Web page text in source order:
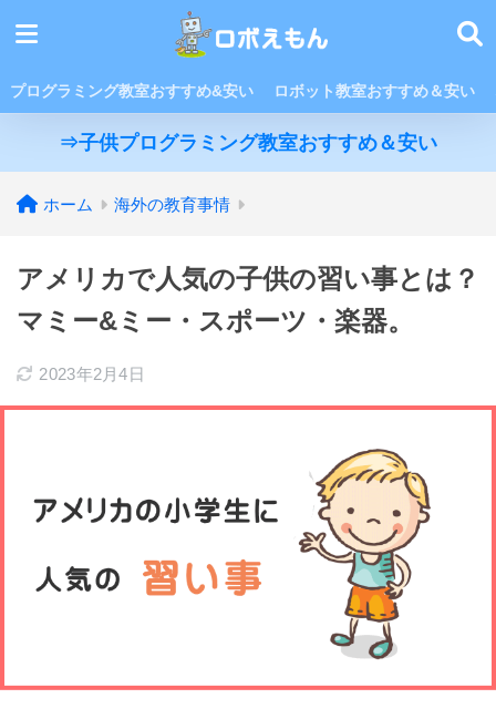
プログラミング教室おすすめ&安い ロボット教室おすすめ＆安い
⇒子供プログラミング教室おすすめ＆安い
ホーム 海外の教育事情
アメリカで人気の子供の習い事とは？
マミー&ミー・スポーツ・楽器。
2023年2月4日